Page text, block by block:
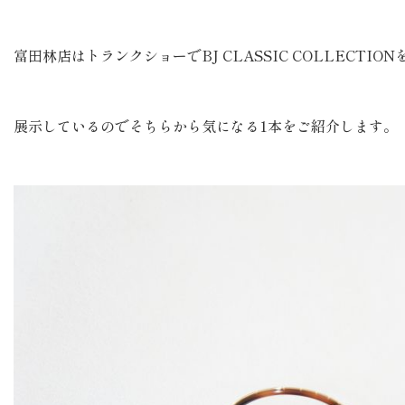
富田林店はトランクショーでBJ CLASSIC COLLECTION
展示しているのでそちらから気になる1本をご紹介します。